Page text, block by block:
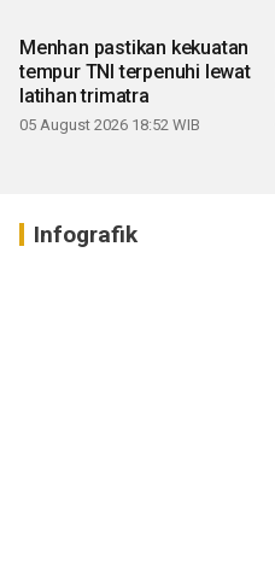
Menhan pastikan kekuatan
tempur TNI terpenuhi lewat
latihan trimatra
05 August 2026 18:52 WIB
Infografik